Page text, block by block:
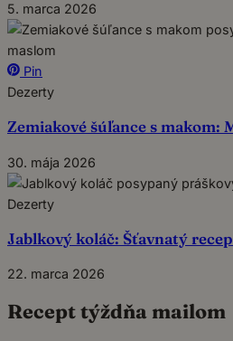
5. marca 2026
Pin
Dezerty
Zemiakové šúľance s makom:
30. mája 2026
Dezerty
Jablkový koláč: Šťavnatý
22. marca 2026
Recept týždňa mailom